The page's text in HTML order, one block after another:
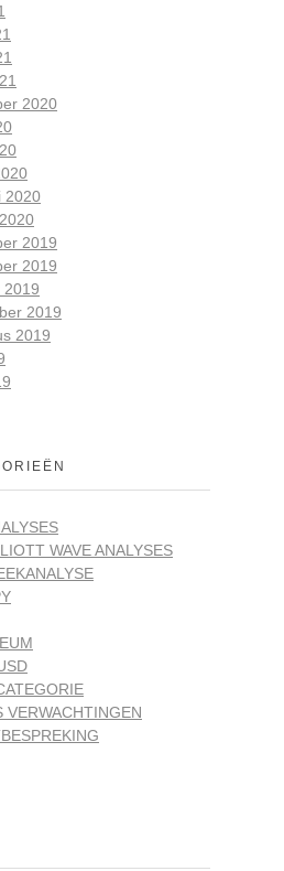
2020
2020
2019
2019
2019
2019
2019
WAVE ANALYSES
VERWACHTINGEN